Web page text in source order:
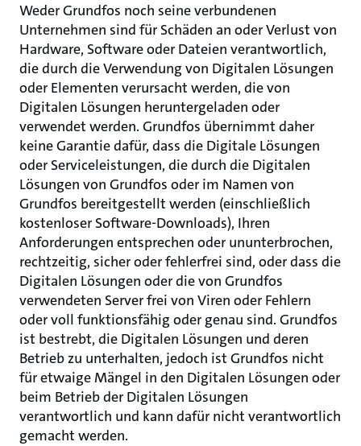
Weder Grundfos noch seine verbundenen
Unternehmen sind für Schäden an oder Verlust von
Hardware, Software oder Dateien verantwortlich,
die durch die Verwendung von Digitalen Lösungen
oder Elementen verursacht werden, die von
Digitalen Lösungen heruntergeladen oder
verwendet werden. Grundfos übernimmt daher
keine Garantie dafür, dass die Digitale Lösungen
oder Serviceleistungen, die durch die Digitalen
Lösungen von Grundfos oder im Namen von
Grundfos bereitgestellt werden (einschließlich
kostenloser Software-Downloads), Ihren
Anforderungen entsprechen oder ununterbrochen,
rechtzeitig, sicher oder fehlerfrei sind, oder dass die
Digitalen Lösungen oder die von Grundfos
verwendeten Server frei von Viren oder Fehlern
oder voll funktionsfähig oder genau sind. Grundfos
ist bestrebt, die Digitalen Lösungen und deren
Betrieb zu unterhalten, jedoch ist Grundfos nicht
für etwaige Mängel in den Digitalen Lösungen oder
beim Betrieb der Digitalen Lösungen
verantwortlich und kann dafür nicht verantwortlich
gemacht werden.